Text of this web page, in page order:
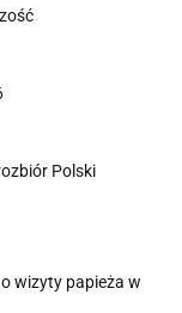
Polski
wizyty papieża w